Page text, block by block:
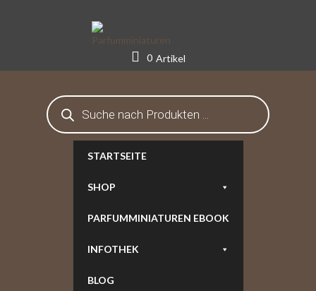
0 Artikel
STARTSEITE
SHOP
PARFUMMINIATUREN EBOOK
INFOTHEK
BLOG
Products
search